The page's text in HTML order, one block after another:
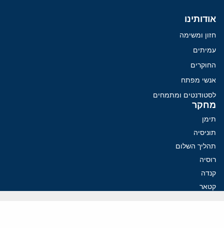
אודותינו
חזון ומשימה
עמיתים
החוקרים
אנשי מפתח
לסטודנטים ומתמחים
מחקר
תימן
תוניסיה
תהליך השלום
רוסיה
קנדה
קטאר